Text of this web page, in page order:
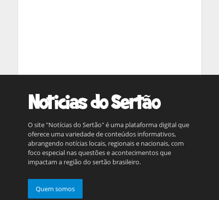
O site "Notícias do Sertão" é uma plataforma digital que
oferece uma variedade de conteúdos informativos,
abrangendo notícias locais, regionais e nacionais, com
foco especial nas questões e acontecimentos que
impactam a região do sertão brasileiro.
Quem somos